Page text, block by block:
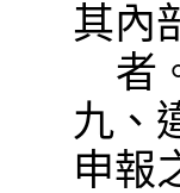
其內
九、
申報